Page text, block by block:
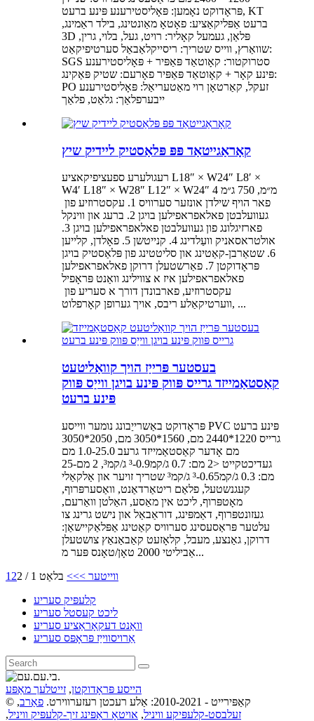
פּראָדוקט נאָמען: פּאָליסטירענע פּינע ברעט, KT
ברעט אַפּליקאַציע: פאָטאָ מאַונטינג, בילד ראַמינג,
3D פּלאַן, געמעל קאָליר: רויט, געל, בלוי, גרין,
שוואַרץ, ווייס שטריך: ריסייקלאַבאַל סערטיפיקאַט:
SGS סטרוקטור: קאָוטאַד פּאַפּיר + פּאָליסטירענע
פּינע קאָר + קאָוטאַד פּאַפּיר פאָרעם: שטיק פּאַקינג:
PO זעקל, קאַרטאָן רוי מאַטעריאַל: פּאָליסטירענע
ייבערפלאַך: גלאַט, פלאַך
קאָראַגייטאַד פּפּ פּלאַסטיק ליידיק שיץ
רעגולערע ספעציפיקאציע L18″ × W24″ L8′ ×
W4′ L18″ × W28″ L12″ × W24″ 4 מ״מ, 750 ג״מ
פאר הויף שילדן אונזער סערוויס 1. עקסטרוזיע פון ​​
געוועלבטן פאלאפראפילען בויגן 2. ברעג און ווינקל
פארזיגלונג פון געוועלבטן פאלאפראפילען בויגן 3.
אולטראסאניק וועַלדינג 4. קנייטשן 5. פאָלדן, קלייען
6. שטאַרבן-קאַטינג און סליטטינג פון פּלאַסטיק בויגן
פּראָדוקטן 7. פאַרשטעלן דרוקן פאלאפראפילען
פאלאפראפילען איז א צווילינג וואַנט פּראָפיל
עקסטרוזיע, פארבונדן דורך א סעריע פון ​​
ווערטיקאַלע ריבס, אויך גערופן קאָרפלוט, ...
בעסטער פּרייַז הויך קוואַליטעט
קאַסטאַמייזד גרייס פּווק פּינע בויגן ווייַס פּווק
פּינע ברעט
פּראָדוקט באַשרייַבונג נומער ווייסע PVC פּינע ברעט
גרייס 1220*2440 מם, 1560*3050 מם, 2050*3050
מם אָדער קאַסטאַמייזד גרעב 1.0-25.0 מם
געדיכטקייט <2 מם: 0.7 ג/קמ³-0.9 ג/קמ³, 2 מם-25
מם: 0.3 ג/קמ³-0.65 ג/קמ³ שטריך זויער און אַלקאַלי
קעגנשטעל, פלאַם ריטאַרדאַנט, וואַסערפּרוף,
מאָטפּרוף, ליכט אין מאַסע, האַלטן וואַרעם,
געזונטפּרוף, דאַמפּינג, דוראַבאַל און נישט גרינג צו
עלטער פּראַסעסינג סערוויס קאַטינג אַפּלאַקיישאַן:
דרוקן, גאַנצע, מעבל, קלאָזעט קאַבאַנאַץ צושטעלן
אַביליטי 2000 טאָן/טאָנס פּער מ...
1 2 ווייטער >>> בלאַט 1 / 2
קלעפּיק סעריע
ליכט קעסטל סעריע
וואַנט דעקאָראַציע סעריע
אַרויסווייַז פּראָפּס סעריע
הייסע פּראָדוקטן, זייטלעך מאַפּע
© קאַפּירייט - 2010-2021: אַלע רעכטן רעזערווירט.
פאַרב,
זעלבסט-קלעפּיקע וויניל, אויטאָ ראַפּינג זיך-קלעפּיק וויניל,